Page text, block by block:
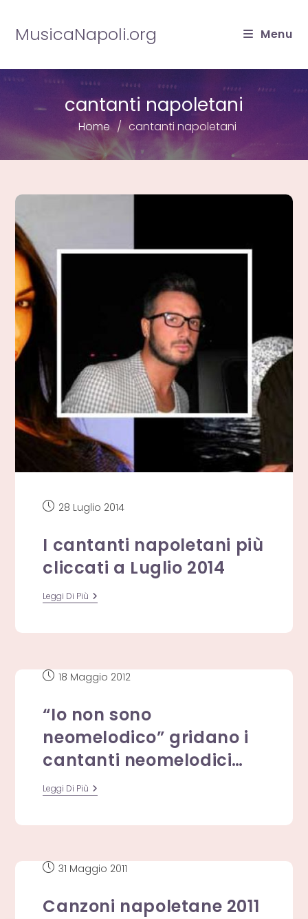
contenuto
MusicaNapoli.org Menu
cantanti napoletani
Home cantanti napoletani
Articolo
28 Luglio 2014
I cantanti napoletani più
cliccati a Luglio 2014
Leggi Di Più
Cantanti
Più
2014
Articolo
18 Maggio 2012
“Io non sono
neomelodico” gridano i
cantanti neomelodici…
Leggi Di Più “Io
Non
Neomelodici…
Articolo
31 Maggio 2011
Canzoni napoletane 2011